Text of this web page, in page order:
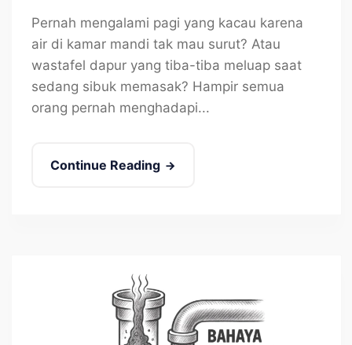
Pernah mengalami pagi yang kacau karena
air di kamar mandi tak mau surut? Atau
wastafel dapur yang tiba-tiba meluap saat
sedang sibuk memasak? Hampir semua
orang pernah menghadapi...
Continue Reading